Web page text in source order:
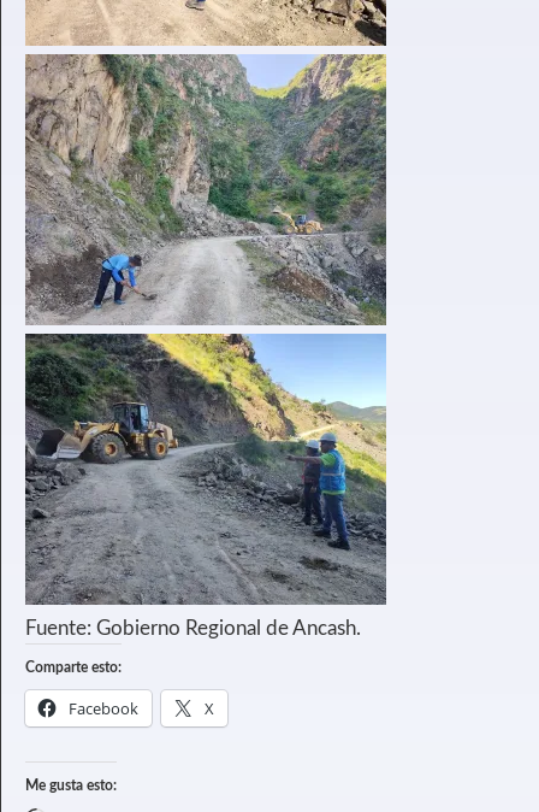
Fuente: Gobierno Regional de Ancash.
Comparte esto:
Facebook X
Me gusta esto: